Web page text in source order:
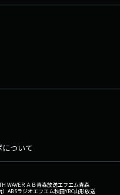
ついて
WAVEＲＡＢ青森放送エフエム青森
ABSラジオエフエム秋田YBC山形放送